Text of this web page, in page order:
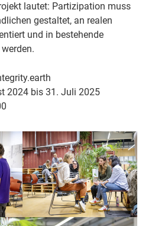
lautet: Partizipation muss
gestaltet, an realen
und in bestehende
2024 bis 31. Juli 2025